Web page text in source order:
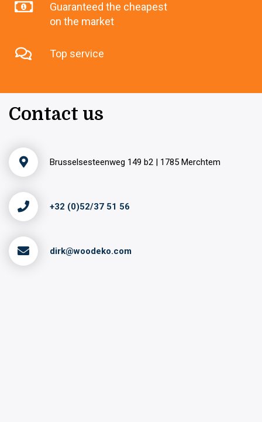
Guaranteed the cheapest
on the market
Top service
Contact us
Brusselsesteenweg 149 b2 | 1785 Merchtem
+32 (0)52/37 51 56
dirk@woodeko.com